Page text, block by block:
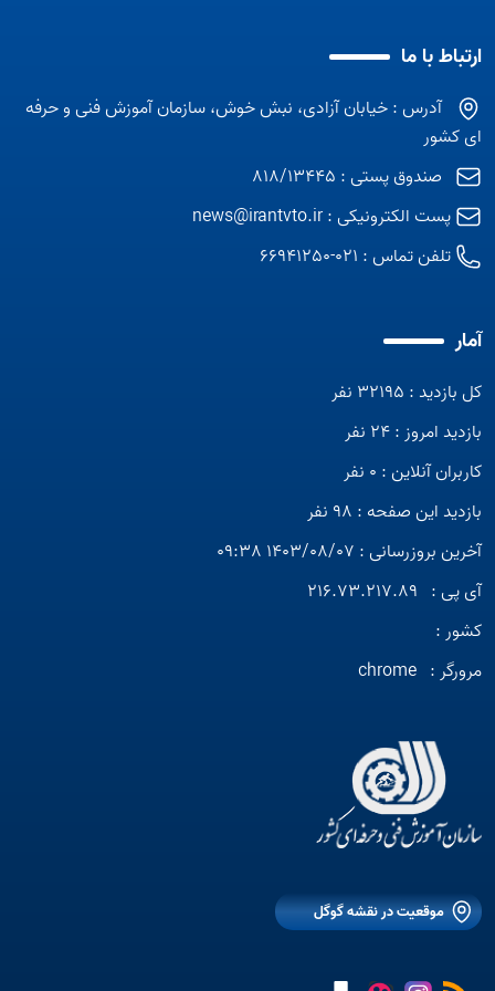
مشارکت جو، نقشارتباط با ما
آدرس : خیابان آزادی، نبش خوش، سازمان آموزش فنی و حرفه
ای کشور
صندوق پستی : 818/13445
پست الکترونیکی :news@irantvto.ir
تلفن تماس : 021-66941250
آمار
کل بازدید : 32195 نفر
بازدید امروز : 24 نفر
کاربران آنلاین : 0 نفر
بازدید این صفحه : 98 نفر
آخرین بروزرسانی : 1403/08/07 09:38
آی پی : 216.73.217.89
کشور :
مرورگر : chrome
موقعیت در نقشه گوگل